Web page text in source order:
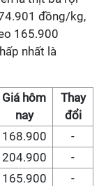
đồng/kg,
165.900
nhất là
Giá hôm
nay
Thay
đổi
168.900
-
204.900
-
165.900
-